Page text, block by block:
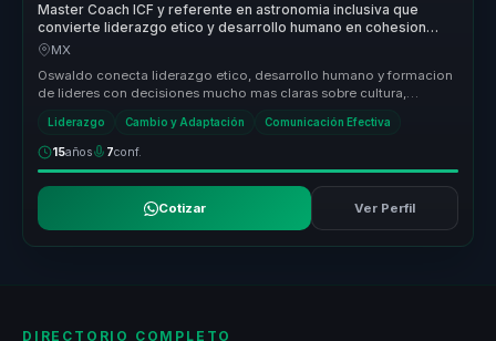
Master Coach ICF y referente en astronomia inclusiva que
convierte liderazgo etico y desarrollo humano en cohesion
para empresas y equipos.
MX
Oswaldo conecta liderazgo etico, desarrollo humano y formacion
de lideres con decisiones mucho mas claras sobre cultura,
Liderazgo Cambio y Adaptación Comunicación Efectiva
15años 7conf.
Cotizar Ver Perfil
DIRECTORIO COMPLETO